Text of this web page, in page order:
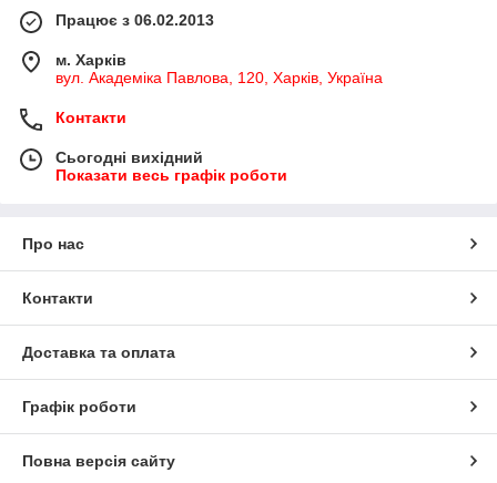
Працює з 06.02.2013
м. Харків
вул. Академіка Павлова, 120, Харків, Україна
Контакти
Сьогодні вихідний
Показати весь графік роботи
Про нас
Контакти
Доставка та оплата
Графік роботи
Повна версія сайту